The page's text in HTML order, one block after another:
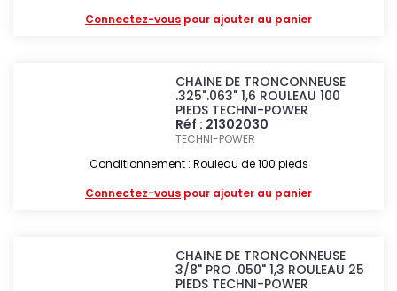
Connectez-vous pour ajouter au panier
CHAINE DE TRONCONNEUSE
.325".063" 1,6 ROULEAU 100
PIEDS TECHNI-POWER
Réf : 21302030
TECHNI-POWER
Conditionnement : Rouleau de 100 pieds
Connectez-vous pour ajouter au panier
CHAINE DE TRONCONNEUSE
3/8" PRO .050" 1,3 ROULEAU 25
PIEDS TECHNI-POWER